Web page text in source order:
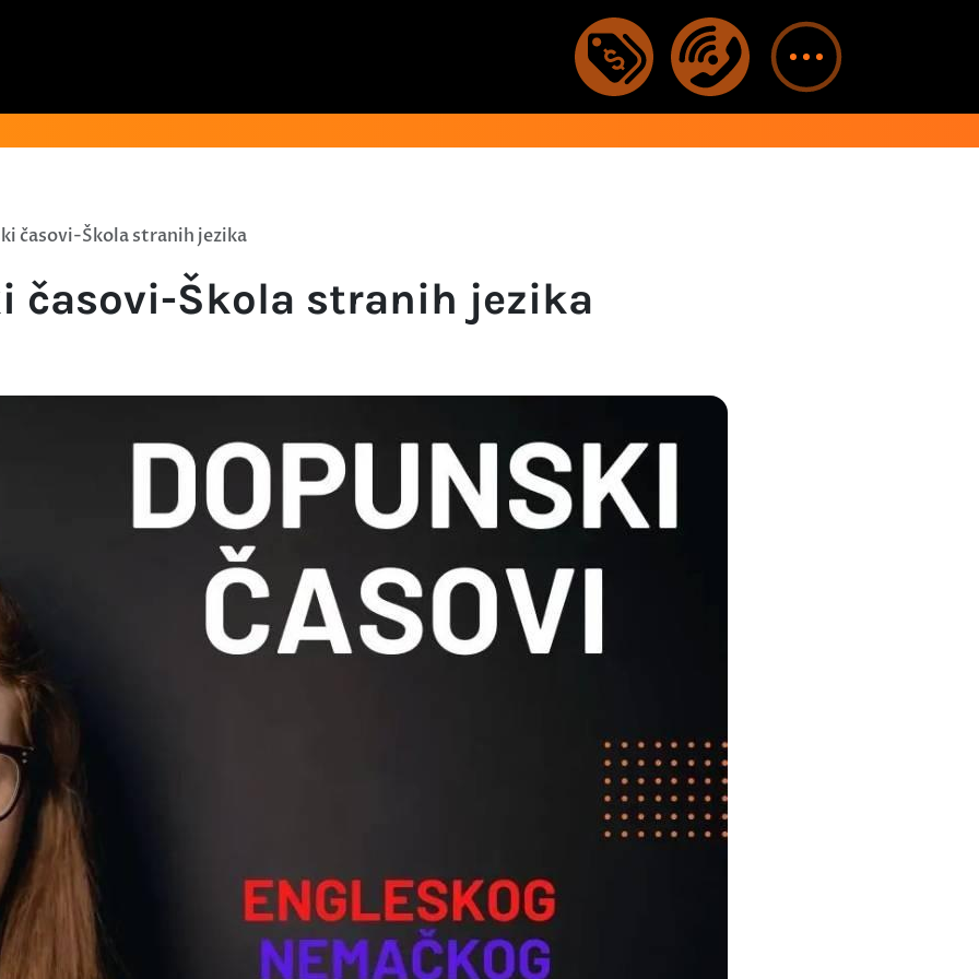
časovi-Škola stranih jezika
časovi-Škola stranih jezika